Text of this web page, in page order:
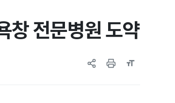
창 전문병원 도약